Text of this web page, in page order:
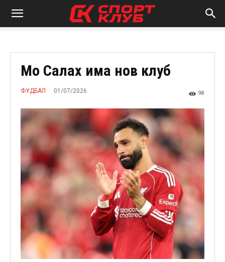
Мо Салах има нов клуб
ФУДБАЛ 01/07/2026 98